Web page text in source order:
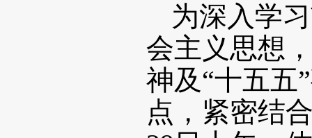
为深入学
会主义思想
神及“十五五
点，紧密结